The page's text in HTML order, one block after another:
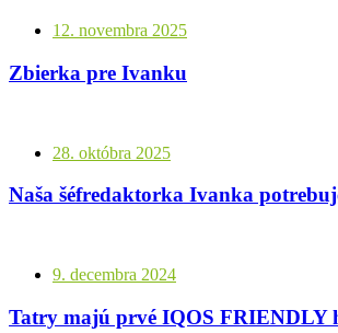
12. novembra 2025
Zbierka pre Ivanku
28. októbra 2025
Naša šéfredaktorka Ivanka
9. decembra 2024
Tatry majú prvé IQOS FRIENDLY